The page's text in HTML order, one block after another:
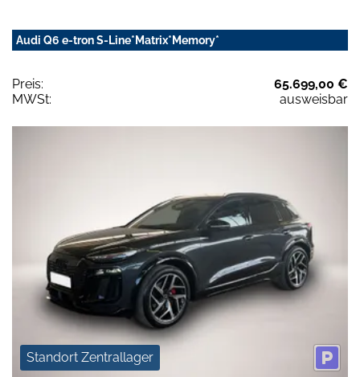
Audi Q6 e-tron S-Line*Matrix*Memory*
Preis:
65.699,00 €
MWSt:
ausweisbar
Standort Zentrallager